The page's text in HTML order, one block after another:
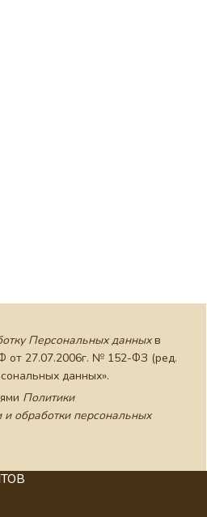
Персональных данныхв
от 27.07.2006г. № 152-ФЗ (ред.
данных».
Политики
обработки персональных